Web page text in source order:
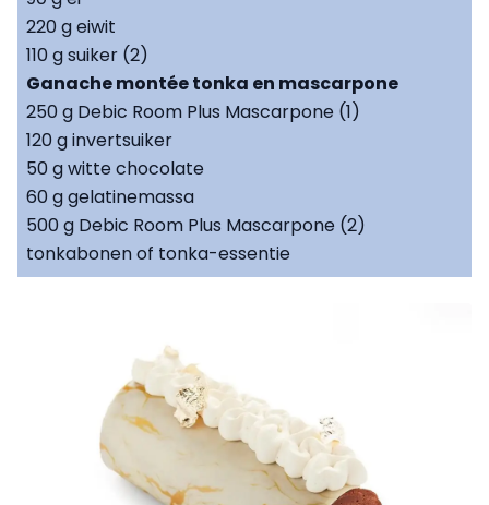
220 g eiwit
110 g suiker (2)
Ganache montée tonka en mascarpone
250 g Debic Room Plus Mascarpone (1)
120 g invertsuiker
50 g witte chocolate
60 g gelatinemassa
500 g Debic Room Plus Mascarpone (2)
tonkabonen of tonka-essentie